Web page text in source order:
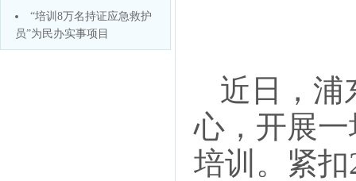
“培训8万名持证应急救护
员”为民办实事项目
近日，浦
心，开展
培训。紧